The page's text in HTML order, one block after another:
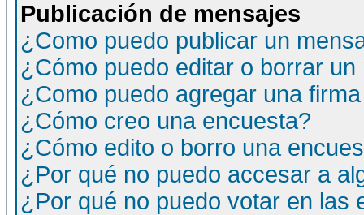
Publicación de mensajes
¿Como puedo publicar un
¿Cómo puedo editar o borrar un
¿Como puedo agregar una
¿Cómo creo una encuesta?
¿Cómo edito o borro una
¿Por qué no puedo accesar a
¿Por qué no puedo votar en las